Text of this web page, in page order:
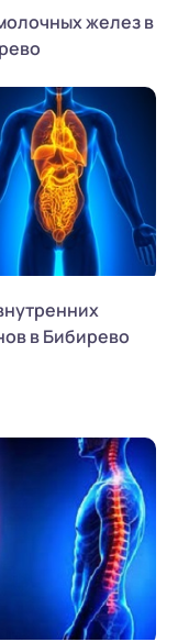
желез в
в Бибирево